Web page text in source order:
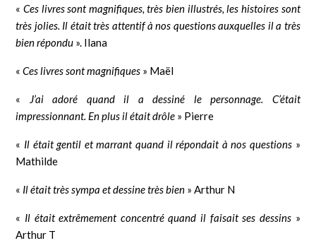
«Ces livres sont magnifiques, très bien illustrés, les histoires sont
très jolies. Il était très attentif à nos questions auxquelles il a très
bien répondu ». Ilana
«Ces livres sont magnifiques » Maël
« J’ai adoré quand il a dessiné le personnage. C’était
impressionnant. En plus il était drôle » Pierre
« Il était gentil et marrant quand il répondait à nos questions »
Mathilde
« Il était très sympa et dessine très bien » Arthur N
« Il était extrêmement concentré quand il faisait ses dessins »
Arthur T